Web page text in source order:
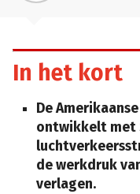
In het kort
De
ontwikkelt met
de werkdruk
verlagen.